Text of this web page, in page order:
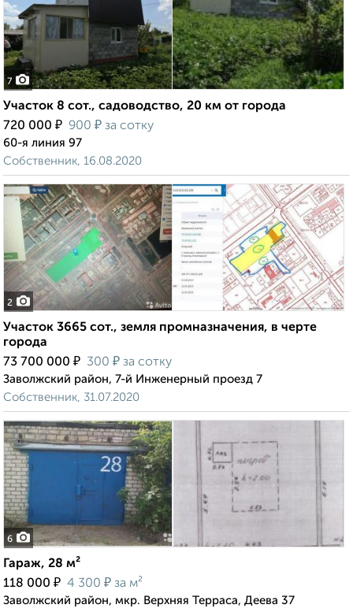
7
Участок 8 сот., садоводство, 20 км от города
720 000 ₽ 900 ₽ за сотку
60-я линия 97
Собственник, 16.08.2020
2
Участок 3665 сот., земля промназначения, в черте
города
73 700 000 ₽ 300 ₽ за сотку
Заволжский район, 7-й Инженерный проезд 7
Собственник, 31.07.2020
6
Гараж, 28 м²
118 000 ₽ 4 300 ₽ за м²
Заволжский район, мкр. Верхняя Терраса, Деева 37